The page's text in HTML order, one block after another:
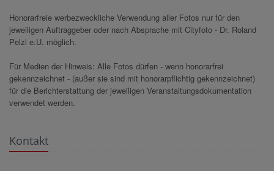
Honorarfreie werbezweckliche Verwendung aller Fotos nur für den
jeweiligen Auftraggeber oder nach Absprache mit Cityfoto - Dr. Roland
Pelzl e.U. möglich.
Für Medien der Hinweis: Alle Fotos dürfen - wenn honorarfrei
gekennzeichnet - (außer sie sind mit honorarpflichtig gekennzeichnet)
für die Berichterstattung der jeweiligen Veranstaltungsdokumentation
verwendet werden.
Kontakt